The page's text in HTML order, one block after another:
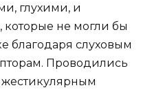
глухими, и
не могли бы
благодаря слуховым
Проводились